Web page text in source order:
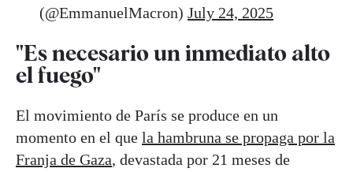
(@EmmanuelMacron) July 24, 2025
"Es necesario un inmediato alto
el fuego"
El movimiento de París se produce en un
momento en el que la hambruna se propaga por la
Franja de Gaza, devastada por 21 meses de